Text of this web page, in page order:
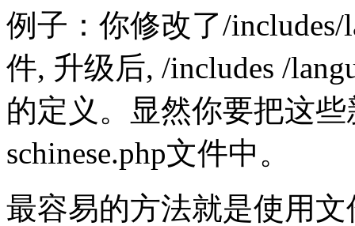
例子：你修改了/includes/
件, 升级后, /includes /
的定义。显然你要把这
schinese.php文件中。
最容易的方法就是使用